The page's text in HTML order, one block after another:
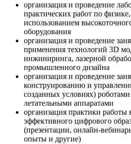
организация и проведение
практических работ по
использованием
оборудования
организация и проведение
применения технологий 3D
инжиниринга, лазерной
промышленного дизайна
организация и проведение
конструированию и
созданных условиях)
летательными аппаратами
организация практики работы
эффективного цифрового
(презентации, онлайн-
опыты и другие)